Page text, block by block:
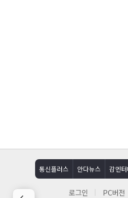
통신플러스 안다뉴스 감엔
로그인 PC버전